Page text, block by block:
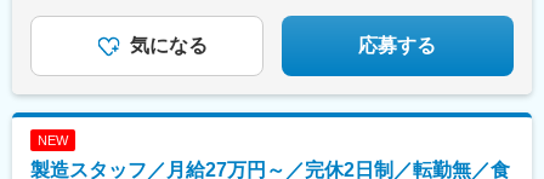
気になる 応募する
NEW
製造スタッフ／月給27万円～／完休2日制／転勤無／食